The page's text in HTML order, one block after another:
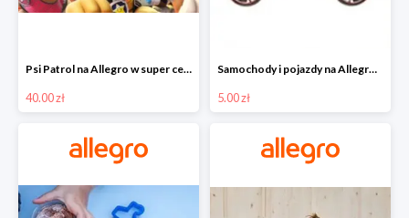
Psi Patrol na Allegro w super cenach od 40 zł
40.00 zł
Samochody i pojazdy na Allegro w super cenach od 5 zł
5.00 zł